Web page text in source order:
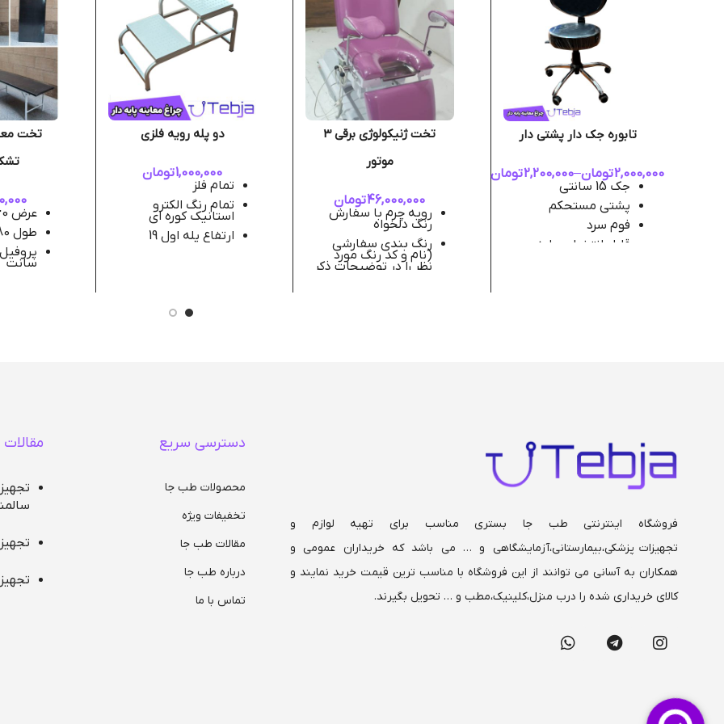
تابوره جک دار پشتی دار
2,000,000تومان–
2,200,000تومان
جک 15 سانتی
پشتی مستحکم
فوم سرد
قابل انتخواب پایه
تخت ژنیکولوژی برقی 3
موتور
46,000,000تومان
رویه چرم با سفارش
رنگ دلخواه
رنگ بندی سفارشی
(نام و کد رنگ مورد
نظر را در توضیحات ذکر
دو پله رویه فلزی
1,000,000تومان
تمام فلز
تمام رنگ الکترو
استانیک کوره ای
ارتفاع پله اول 19
سانت
تخت
تشک 5
عرض 60 سانت
طول 180 سانت
سانت
فروشگاه اینترنتی طب جا بستری مناسب برای تهیه لوازم و
تجهیزات پزشکی،بیمارستانی،آزمایشگاهی و … می باشد که خریداران عمومی و
همکاران به آسانی می توانند از این فروشگاه با مناسب ترین قیمت خرید نمایند و
کالای خریداری شده را درب منزل،کلینیک،مطب و … تحویل بگیرند.
دسترسی سریع
محصولات طب جا
تخفیفات ویژه
مقالات طب جا
درباره طب جا
تماس با ما